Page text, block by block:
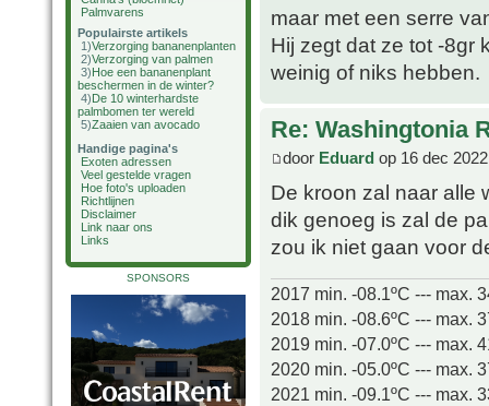
Palmvarens
Populairste artikels
1)Verzorging bananenplanten
2)Verzorging van palmen
3)Hoe een bananenplant
beschermen in de winter?
4)De 10 winterhardste
palmbomen ter wereld
5)Zaaien van avocado
Handige pagina's
Exoten adressen
Veel gestelde vragen
Hoe foto's uploaden
Richtlijnen
Disclaimer
Link naar ons
Links
SPONSORS
maar met een serre
Hij zegt dat ze tot -8gr
weinig of niks hebben.
Re: Washingtonia
door Eduard op 16 dec
De kroon zal naar alle
dik genoeg is zal de
zou ik niet gaan voor
2017 min. -08.1ºC --- max.
2018 min. -08.6ºC --- max.
2019 min. -07.0ºC --- max.
2020 min. -05.0ºC --- max.
2021 min. -09.1ºC --- max.